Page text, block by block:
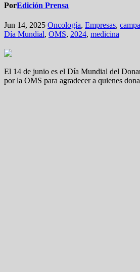
PorEdición Prensa
Jun 14, 2025 Oncología, Empresas,
Día Mundial, OMS, 2024, medicina
El 14 de junio es el Día Mundial del
por la OMS para agradecer a quienes